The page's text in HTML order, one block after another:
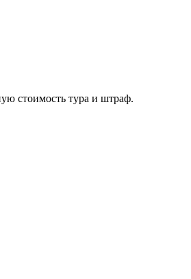
стоимость тура и штраф.